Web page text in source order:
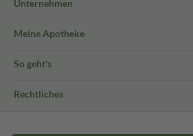
Unternehmen
Meine Apotheke
So geht's
Rechtliches